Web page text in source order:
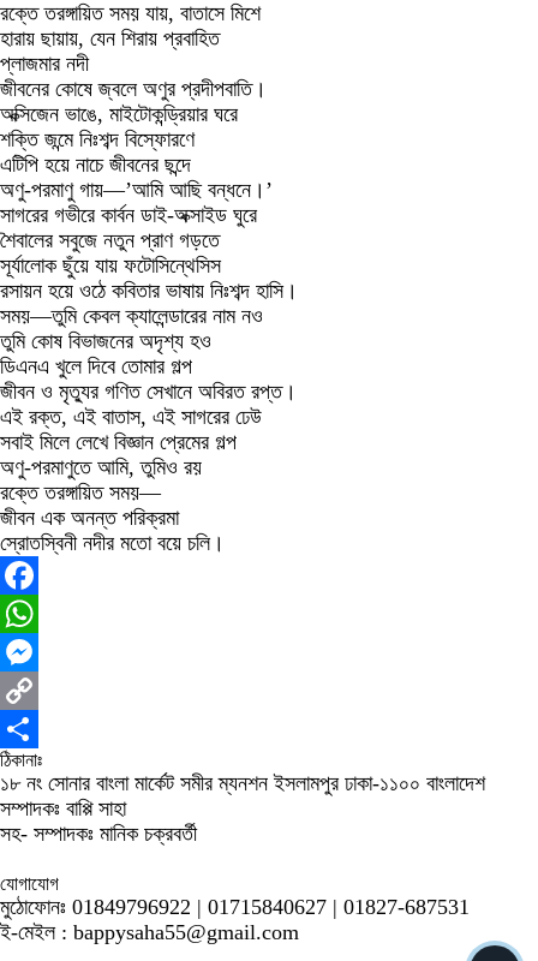
রক্তে তরঙ্গায়িত সময় যায়, বাতাসে মিশে
হারায় ছায়ায়, যেন শিরায় প্রবাহিত
প্লাজমার নদী
জীবনের কোষে জ্বলে অণুর প্রদীপবাতি।
অক্সিজেন ভাঙে, মাইটোকন্ড্রিয়ার ঘরে
শক্তি জন্মে নিঃশব্দ বিস্ফোরণে
এটিপি হয়ে নাচে জীবনের ছন্দে
অণু-পরমাণু গায়—’আমি আছি বন্ধনে।’
সাগরের গভীরে কার্বন ডাই-অক্সাইড ঘুরে
শৈবালের সবুজে নতুন প্রাণ গড়তে
সূর্যালোক ছুঁয়ে যায় ফটোসিন্থেসিস
রসায়ন হয়ে ওঠে কবিতার ভাষায় নিঃশব্দ হাসি।
সময়—তুমি কেবল ক্যালেন্ডারের নাম নও
তুমি কোষ বিভাজনের অদৃশ্য হও
ডিএনএ খুলে দিবে তোমার গল্প
জীবন ও মৃত্যুর গণিত সেখানে অবিরত রপ্ত।
এই রক্ত, এই বাতাস, এই সাগরের ঢেউ
সবাই মিলে লেখে বিজ্ঞান প্রেমের গল্প
অণু-পরমাণুতে আমি, তুমিও রয়
রক্তে তরঙ্গায়িত সময়—
জীবন এক অনন্ত পরিক্রমা
স্রোতস্বিনী নদীর মতো বয়ে চলি।
Facebook
WhatsApp
Messenger
Copy
Link
Share
ঠিকানাঃ
১৮ নং সোনার বাংলা মার্কেট সমীর ম্যনশন ইসলামপুর ঢাকা-১১০০ বাংলাদেশ
সম্পাদকঃ বাপ্পি সাহা
সহ- সম্পাদকঃ মানিক চক্রবর্তী
যোগাযোগ
মুঠোফোনঃ 01849796922 | 01715840627 | 01827-687531
ই-মেইল : bappysaha55@gmail.com